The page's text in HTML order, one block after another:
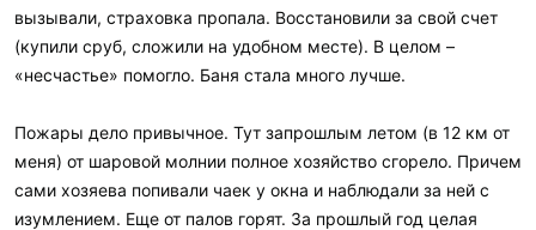
вызывали, страховка пропала. Восстановили за свой счет
(купили сруб, сложили на удобном месте). В целом –
«несчастье» помогло. Баня стала много лучше.
Пожары дело привычное. Тут запрошлым летом (в 12 км от
меня) от шаровой молнии полное хозяйство сгорело. Причем
сами хозяева попивали чаек у окна и наблюдали за ней с
изумлением. Еще от палов горят. За прошлый год целая